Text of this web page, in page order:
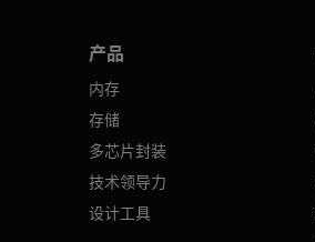
产品
内存
存储
多芯片封装
技术领导力
设计工具